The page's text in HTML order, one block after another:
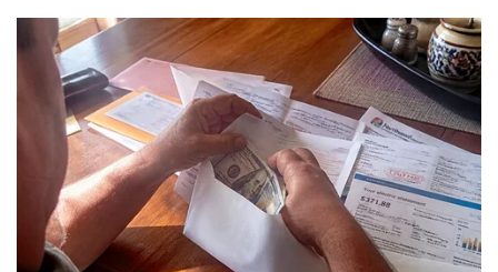
Pháp luật
Vụ án
Tin nóng
Tư vấn luật
Quân sự - Quốc phòng
Vũ khí
Việt Nam
Phân tích